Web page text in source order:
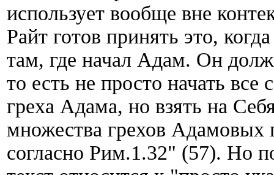
использует вообще вне
Райт готов принять это,
там, где начал Адам. Он
то есть не просто начать
греха Адама, но взять на
множества грехов Адамовых
согласно Рим.1.32" (57). Но